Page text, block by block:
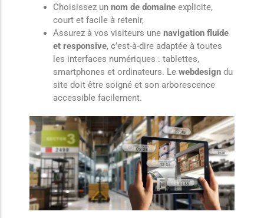
Choisissez un nom de domaine explicite,
court et facile à retenir,
Assurez à vos visiteurs une navigation fluide
et responsive, c’est-à-dire adaptée à toutes
les interfaces numériques : tablettes,
smartphones et ordinateurs. Le webdesign du
site doit être soigné et son arborescence
accessible facilement.